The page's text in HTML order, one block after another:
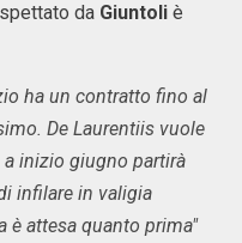
da Giuntoli è
ha un contratto fino al
De Laurentiis vuole
inizio giugno partirà
infilare in valigia
è attesa quanto prima"